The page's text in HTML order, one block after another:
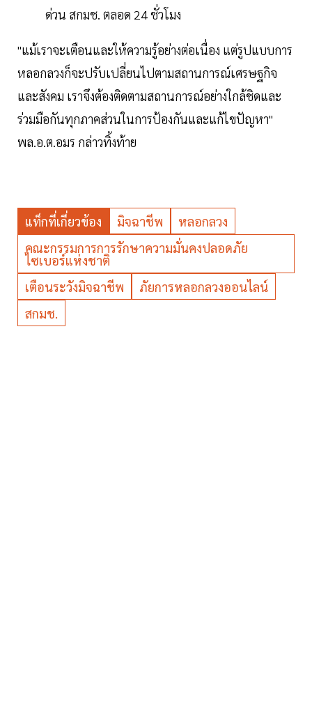
ด่วน สกมช. ตลอด 24 ชั่วโมง
"แม้เราจะเตือนและให้ความรู้อย่างต่อเนื่อง แต่รูปแบบการ
หลอกลวงก็จะปรับเปลี่ยนไปตามสถานการณ์เศรษฐกิจ
และสังคม เราจึงต้องติดตามสถานการณ์อย่างใกล้ชิดและ
ร่วมมือกันทุกภาคส่วนในการป้องกันและแก้ไขปัญหา"
พล.อ.ต.อมร กล่าวทิ้งท้าย
แท็กที่เกี่ยวข้อง มิจฉาชีพ
หลอกลวง
คณะกรรมการการรักษาความมั่นคงปลอดภัย
ไซเบอร์แห่งชาติ
เตือนระวังมิจฉาชีพ
ภัยการหลอกลวงออนไลน์
สกมช.